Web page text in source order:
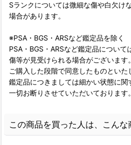
Sランクについては微細な傷や白欠け
場合があります。
※PSA・BGS・ARSなど鑑定品を除く
PSA・BGS・ARSなど鑑定品につい
傷等が見受けられる場合がございます。
ご購入した段階で同意したものといた
鑑定品につきましては細かい状態に
一切お断りさせていただいております。
この商品を買った人は、こん